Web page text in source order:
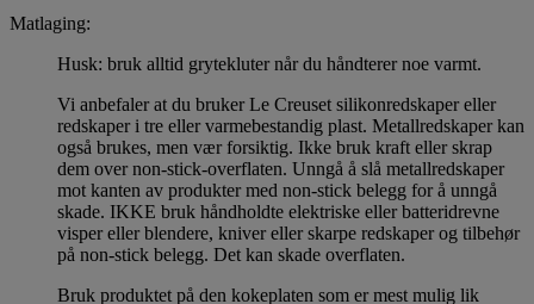
Matlaging:
Husk: bruk alltid grytekluter når du håndterer noe varmt.
Vi anbefaler at du bruker Le Creuset silikonredskaper eller
redskaper i tre eller varmebestandig plast. Metallredskaper kan
også brukes, men vær forsiktig. Ikke bruk kraft eller skrap
dem over non-stick-overflaten. Unngå å slå metallredskaper
mot kanten av produkter med non-stick belegg for å unngå
skade. IKKE bruk håndholdte elektriske eller batteridrevne
visper eller blendere, kniver eller skarpe redskaper og tilbehør
på non-stick belegg. Det kan skade overflaten.
Bruk produktet på den kokeplaten som er mest mulig lik